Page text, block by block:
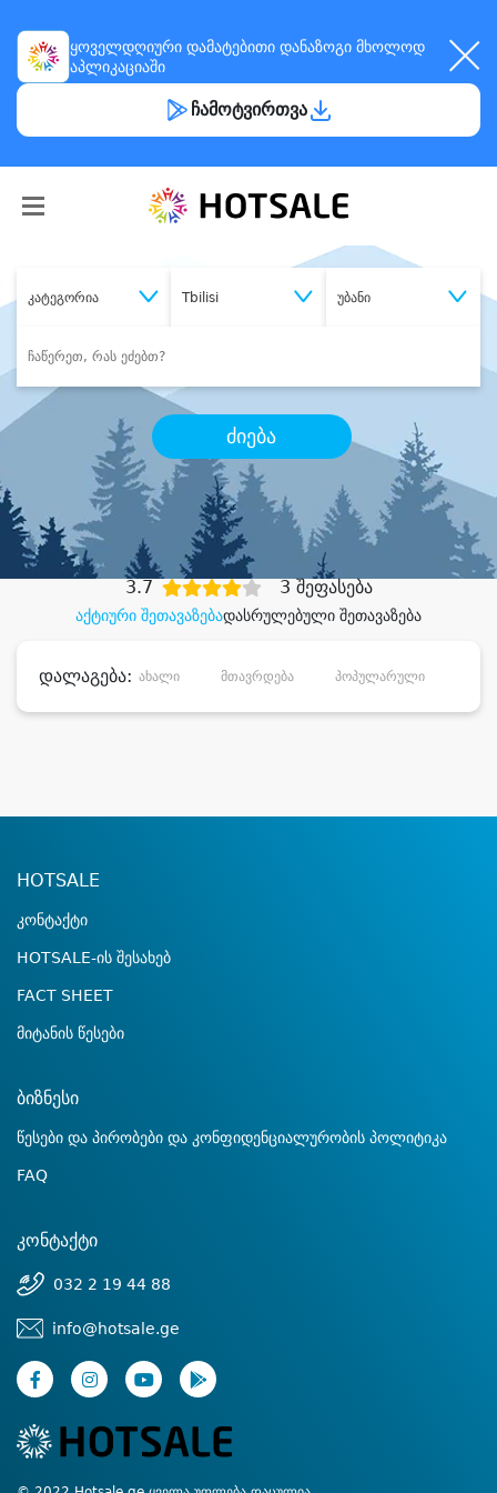
ყოველდღიური დამატებითი დანაზოგი მხოლოდ
აპლიკაციაში
ჩამოტვირთვა
კატეგორია Tbilisi უბანი
ძიება
შეიძინესასურველი მომსახურება
დიდი დანაზოგით
აქტიური შეთავაზებადასრულებული შეთავაზება
3.7 3 შეფასება
დალაგება: ახალი მთავრდება პოპულარული
HOTSALE
კონტაქტი
HOTSALE-ის შესახებ
FACT SHEET
მიტანის წესები
ბიზნესი
წესები და პირობები და კონფიდენციალურობის პოლიტიკა
FAQ
კონტაქტი
032 2 19 44 88
info@hotsale.ge